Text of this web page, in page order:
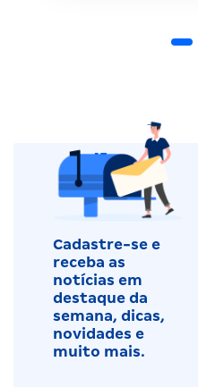
Cadastre-se e
receba as
notícias em
destaque da
semana, dicas,
novidades e
muito mais.